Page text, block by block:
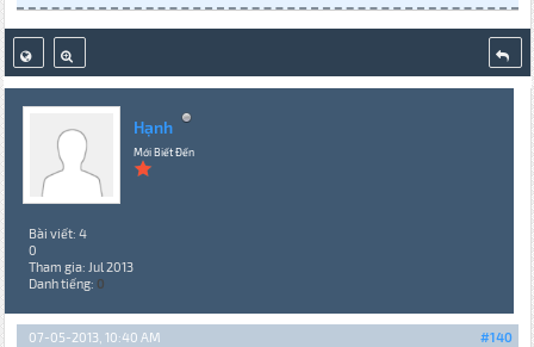
Hạnh
Mới Biết Đến
Bài viết: 4
0
Tham gia: Jul 2013
Danh tiếng: 0
#140
07-05-2013, 10:40 AM